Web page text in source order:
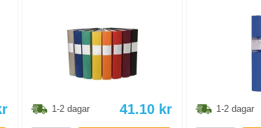
1-2 dagar 41.10 kr 1-2 dagar